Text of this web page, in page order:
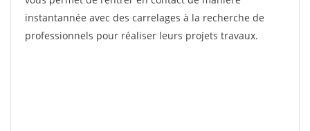
instantannée avec des carrelages à la recherche de
professionnels pour réaliser leurs projets travaux.